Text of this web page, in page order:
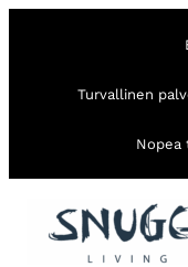
Turvallinen
Nopea